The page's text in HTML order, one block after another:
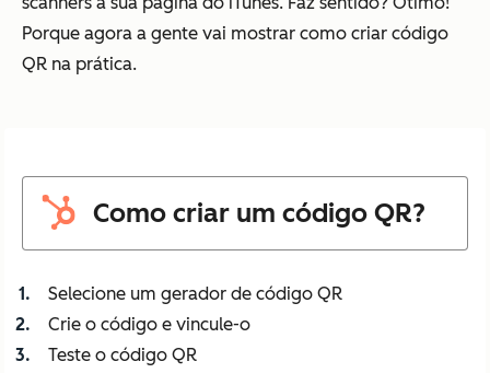
Porque agora a gente vai mostrar como criar código
QR na prática.
Como criar um código QR?
Selecione um gerador de código QR
Crie o código e vincule-o
Teste o código QR